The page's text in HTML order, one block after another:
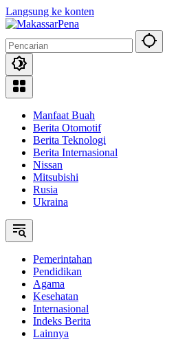
Langsung ke konten
Manfaat Buah
Berita Otomotif
Berita Teknologi
Berita Internasional
Nissan
Mitsubishi
Rusia
Ukraina
Pemerintahan
Pendidikan
Agama
Kesehatan
Internasional
Indeks Berita
Lainnya